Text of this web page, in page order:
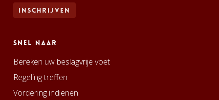
Snel naar
Bereken uw beslagvrije voet
Regeling treffen
Vordering indienen